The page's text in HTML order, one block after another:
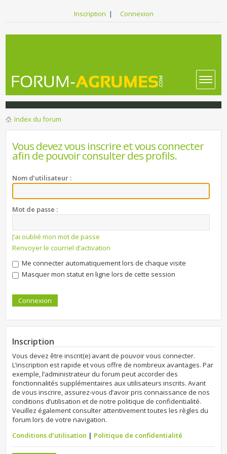
Inscription | Connexion
Index du forum
Vous devez vous inscrire et vous connecter
afin de pouvoir consulter des profils.
Nom d’utilisateur :
Mot de passe :
J’ai oublié mon mot de passe
Renvoyer le courriel d’activation
Me connecter automatiquement lors de chaque visite
Masquer mon statut en ligne lors de cette session
Inscription
Vous devez être inscrit(e) avant de pouvoir vous connecter.
L’inscription est rapide et vous offre de nombreux avantages. Par
exemple, l’administrateur du forum peut accorder des
fonctionnalités supplémentaires aux utilisateurs inscrits. Avant
de vous inscrire, assurez-vous d’avoir pris connaissance de nos
conditions d’utilisation et de notre politique de confidentialité.
Veuillez également consulter attentivement toutes les règles du
forum lors de votre navigation.
Conditions d’utilisation | Politique de confidentialité